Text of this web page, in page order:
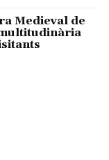
Medieval de